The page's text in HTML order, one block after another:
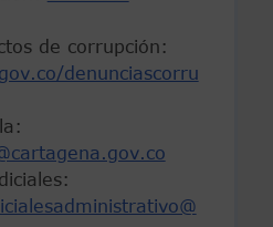
de corrupción:
denunciascorru